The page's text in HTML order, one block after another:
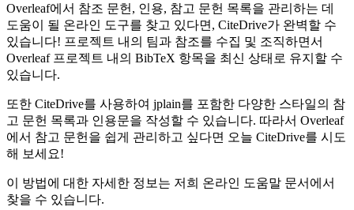
Overleaf에서 참조 문헌, 인용, 참고 문헌 목록을 관리하는 데
도움이 될 온라인 도구를 찾고 있다면, CiteDrive가 완벽할 수
있습니다! 프로젝트 내의 팀과 참조를 수집 및 조직하면서
Overleaf 프로젝트 내의 BibTeX 항목을 최신 상태로 유지할 수
있습니다.
또한 CiteDrive를 사용하여 jplain를 포함한 다양한 스타일의 참
고 문헌 목록과 인용문을 작성할 수 있습니다. 따라서 Overleaf
에서 참고 문헌을 쉽게 관리하고 싶다면 오늘 CiteDrive를 시도
해 보세요!
이 방법에 대한 자세한 정보는 저희 온라인 도움말 문서에서
찾을 수 있습니다.